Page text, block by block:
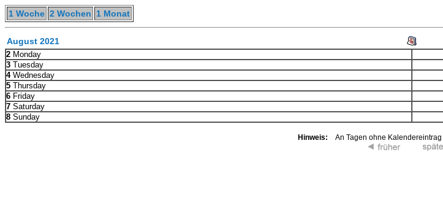
1 Woche 2 Wochen 1 Monat
August 2021
2 Monday
3 Tuesday
4Wednesday
5 Thursday
6 Friday
7 Saturday
8 Sunday
Hinweis: An Tagen ohne